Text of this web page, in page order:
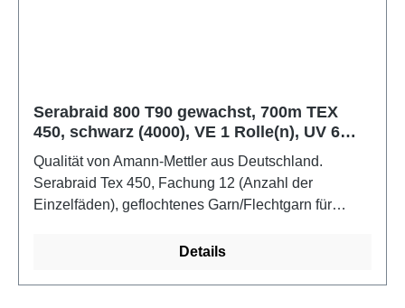
Serabraid 800 T90 gewachst, 700m TEX
450, schwarz (4000), VE 1 Rolle(n), UV 6
Rollen, Handnäh-/Knopffaden
Qualität von Amann-Mettler aus Deutschland.
Serabraid Tex 450, Fachung 12 (Anzahl der
Einzelfäden), geflochtenes Garn/Flechtgarn für
Details